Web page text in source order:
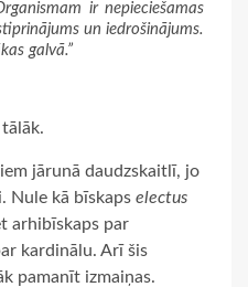
ir nepieciešamas
un iedrošinājums.
galvā.”
jārunā daudzskaitlī, jo
Nule kā bīskaps electus
arhibīskaps par
kardinālu. Arī šis
pamanīt izmaiņas.